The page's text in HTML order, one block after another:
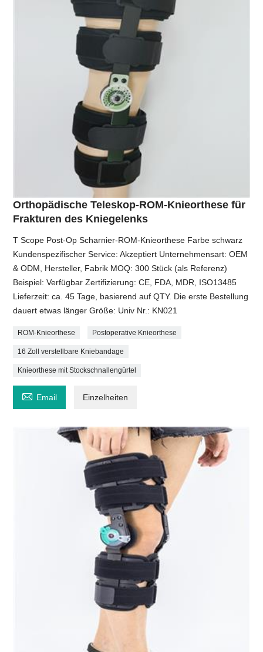
Orthopädische Teleskop-ROM-Knieorthese für
Frakturen des Kniegelenks
T Scope Post-Op Scharnier-ROM-Knieorthese Farbe schwarz
Kundenspezifischer Service: Akzeptiert Unternehmensart: OEM
& ODM, Hersteller, Fabrik MOQ: 300 Stück (als Referenz)
Beispiel: Verfügbar Zertifizierung: CE, FDA, MDR, ISO13485
Lieferzeit: ca. 45 Tage, basierend auf QTY. Die erste Bestellung
dauert etwas länger Größe: Univ Nr.: KN021
ROM-Knieorthese Postoperative Knieorthese
16 Zoll verstellbare Kniebandage
Knieorthese mit Stockschnallengürtel
 Email Einzelheiten